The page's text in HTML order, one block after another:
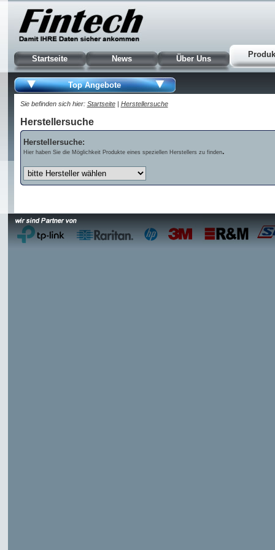
Startseite News Über Uns
Top Angebote
Sie befinden sich hier: Startseite| Herstellersuche
Herstellersuche
Herstellersuche:
Hier haben Sie die Möglichkeit Produkte eines speziellen Herstellers zu finden.